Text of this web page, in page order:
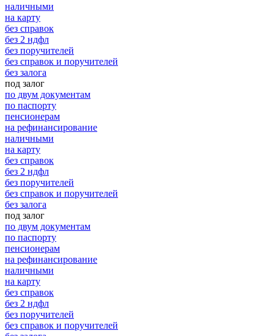
наличными
на карту
без справок
без 2 ндфл
без поручителей
без справок и поручителей
без залога
под залог
по двум документам
по паспорту
пенсионерам
на рефинансирование
наличными
на карту
без справок
без 2 ндфл
без поручителей
без справок и поручителей
без залога
под залог
по двум документам
по паспорту
пенсионерам
на рефинансирование
наличными
на карту
без справок
без 2 ндфл
без поручителей
без справок и поручителей